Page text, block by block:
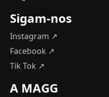
Sigam-nos
Instagram ↗
Facebook ↗
Tik Tok ↗
A MAGG